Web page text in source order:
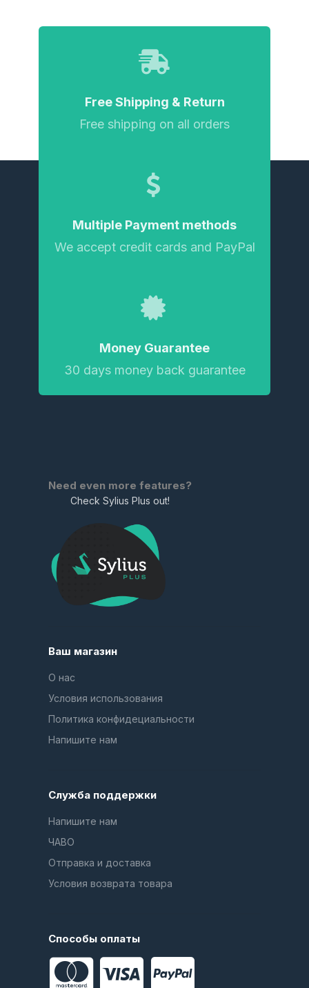
Free Shipping & Return
Free shipping on all orders
Multiple Payment methods
We accept credit cards and PayPal
Money Guarantee
30 days money back guarantee
Need even more features?
Check Sylius Plus out!
Ваш магазин
О нас
Условия использования
Политика конфидециальности
Напишите нам
Служба поддержки
Напишите нам
ЧАВО
Отправка и доставка
Условия возврата товара
Способы оплаты